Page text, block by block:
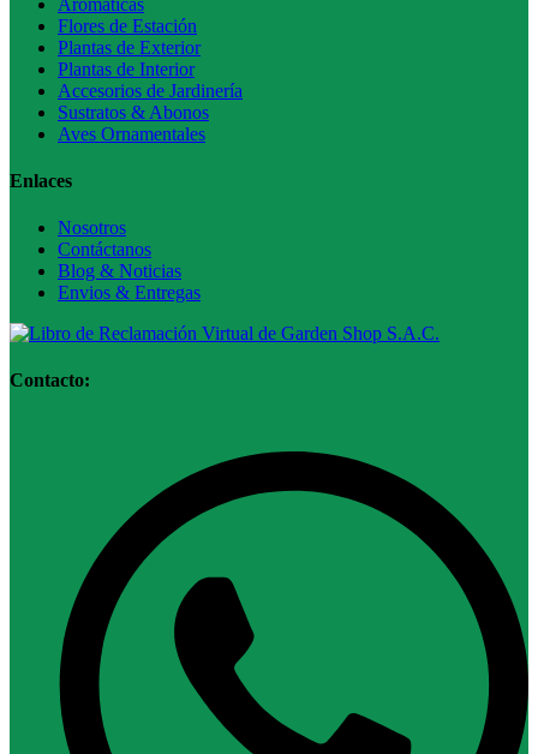
Flores de Estación
Plantas de Exterior
Plantas de Interior
Accesorios de Jardinería
Sustratos & Abonos
Aves Ornamentales
Enlaces
Nosotros
Contáctanos
Blog & Noticias
Envios & Entregas
Contacto: